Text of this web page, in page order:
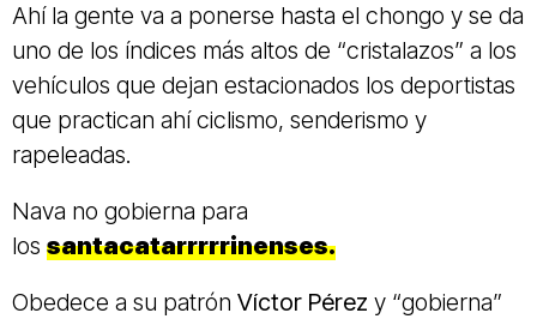
Ahí la gente va a ponerse hasta el chongo y se da
uno de los índices más altos de “cristalazos” a los
vehículos que dejan estacionados los deportistas
que practican ahí ciclismo, senderismo y
rapeleadas.
Nava no gobierna para
los santacatarrrrrinenses.
Obedece a su patrón Víctor Pérez y “gobierna”